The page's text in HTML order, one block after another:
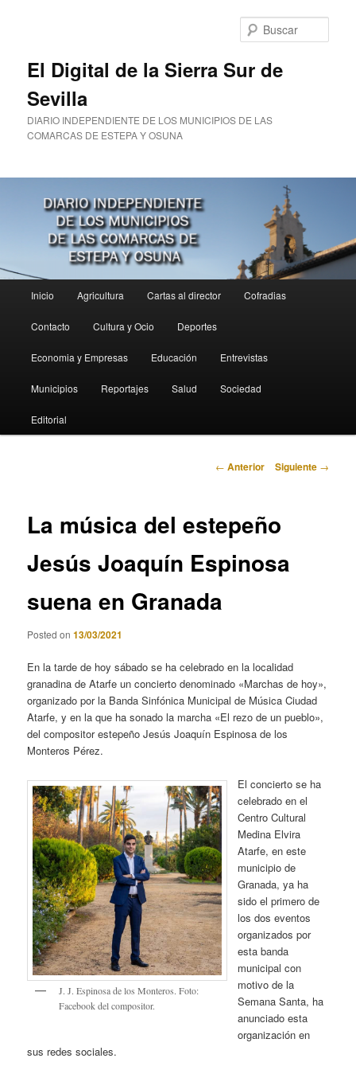
El Digital de la Sierra Sur de
Sevilla
DIARIO INDEPENDIENTE DE LOS MUNICIPIOS DE LAS
COMARCAS DE ESTEPA Y OSUNA
principal
Inicio Agricultura Cartas al director Cofradias
Contacto Cultura y Ocio Deportes
Economia y Empresas Educación Entrevistas
Municipios Reportajes Salud Sociedad
Editorial
Navegación
← Anterior Siguiente →
La música del estepeño
Jesús Joaquín Espinosa
suena en Granada
Posted on13/03/2021
En la tarde de hoy sábado se ha celebrado en la localidad
granadina de Atarfe un concierto denominado «Marchas de hoy»,
organizado por la Banda Sinfónica Municipal de Música Ciudad
Atarfe, y en la que ha sonado la marcha «El rezo de un pueblo»,
del compositor estepeño Jesús Joaquín Espinosa de los
Monteros Pérez.
J. J. Espinosa de los Monteros. Foto:
Facebook del compositor.
El concierto se ha
celebrado en el
Centro Cultural
Medina Elvira
Atarfe, en este
municipio de
Granada, ya ha
sido el primero de
los dos eventos
organizados por
esta banda
municipal con
motivo de la
Semana Santa, ha
anunciado esta
organización en
sus redes sociales.